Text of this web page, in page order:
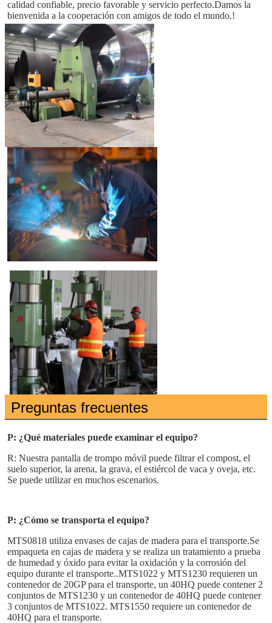
calidad confiable, precio favorable y servicio perfecto.Damos la
bienvenida a la cooperación con amigos de todo el mundo.!
Preguntas frecuentes
P: ¿Qué materiales puede examinar el equipo?
R: Nuestra pantalla de trompo móvil puede filtrar el compost, el
suelo superior, la arena, la grava, el estiércol de vaca y oveja, etc.
Se puede utilizar en muchos escenarios.
P: ¿Cómo se transporta el equipo?
MTS0818 utiliza envases de cajas de madera para el transporte.Se
empaqueta en cajas de madera y se realiza un tratamiento a prueba
de humedad y óxido para evitar la oxidación y la corrosión del
equipo durante el transporte..MTS1022 y MTS1230 requieren un
contenedor de 20GP para el transporte, un 40HQ puede contener 2
conjuntos de MTS1230 y un contenedor de 40HQ puede contener
3 conjuntos de MTS1022. MTS1550 requiere un contenedor de
40HQ para el transporte.